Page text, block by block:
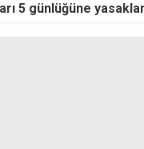
sonu olur"